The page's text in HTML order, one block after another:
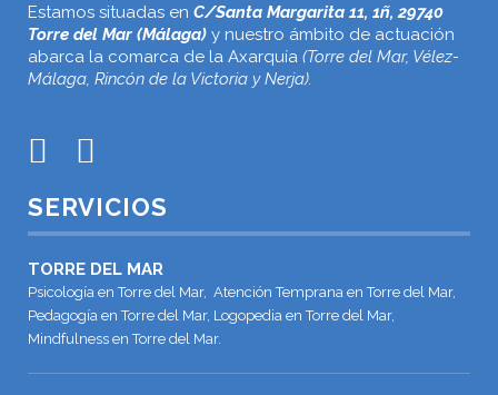
Estamos situadas en C/Santa Margarita 11, 1ñ, 29740
Torre del Mar (Málaga) y nuestro ámbito de actuación
abarca la comarca de la Axarquía (Torre del Mar, Vélez-
Málaga, Rincón de la Victoria y Nerja).
SERVICIOS
TORRE DEL MAR
Psicología en Torre del Mar, Atención Temprana en Torre del Mar,
Pedagogía en Torre del Mar, Logopedia en Torre del Mar,
Mindfulness en Torre del Mar.